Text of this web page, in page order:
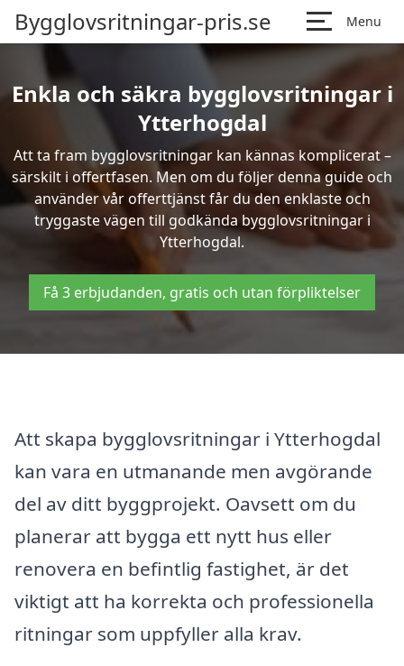
Bygglovsritningar-pris.se Menu
Enkla och säkra bygglovsritningar i
Ytterhogdal
Att ta fram bygglovsritningar kan kännas komplicerat –
särskilt i offertfasen. Men om du följer denna guide och
använder vår offerttjänst får du den enklaste och
tryggaste vägen till godkända bygglovsritningar i
Ytterhogdal.
Få 3 erbjudanden, gratis och utan förpliktelser
Att skapa bygglovsritningar i Ytterhogdal
kan vara en utmanande men avgörande
del av ditt byggprojekt. Oavsett om du
planerar att bygga ett nytt hus eller
renovera en befintlig fastighet, är det
viktigt att ha korrekta och professionella
ritningar som uppfyller alla krav.